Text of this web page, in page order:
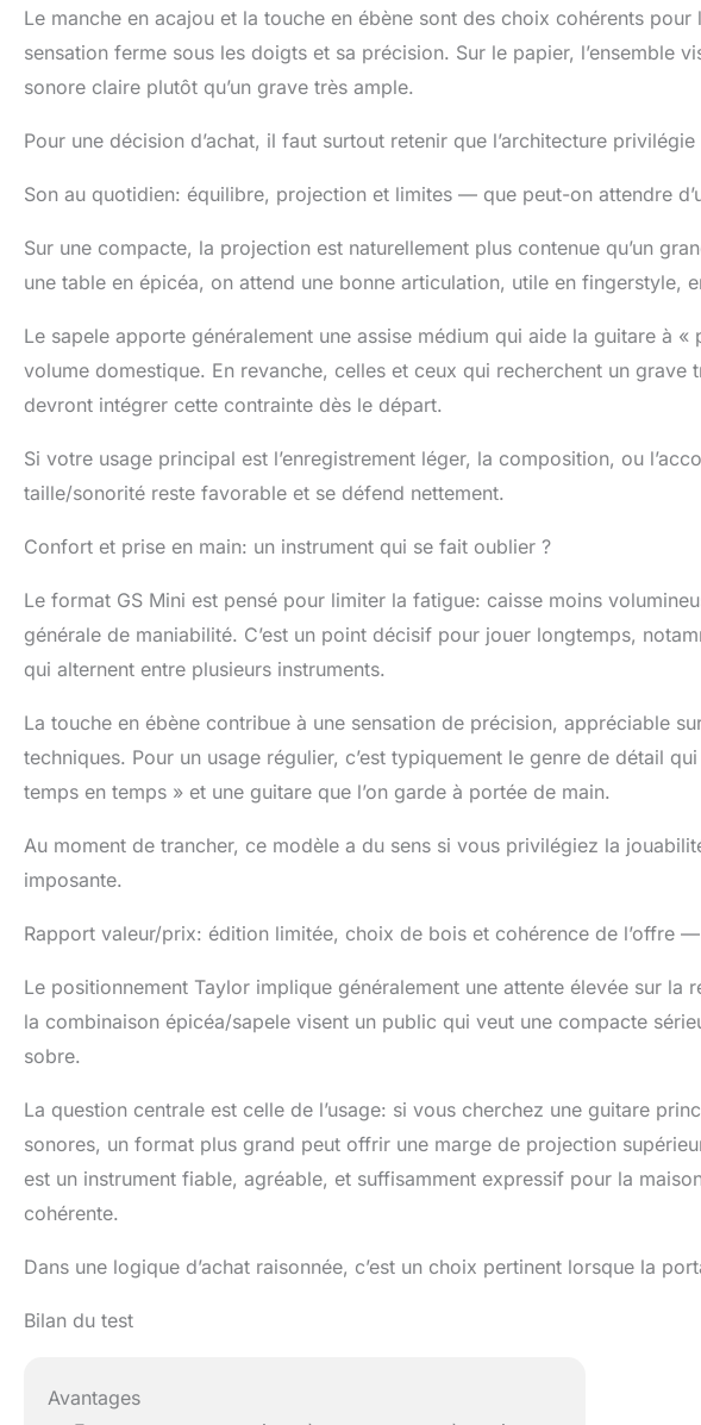
Le manche en acajou et la touche en ébène sont des choix cohérents
sensation ferme sous les doigts et sa précision. Sur le papier, l’ensemble
sonore claire plutôt qu’un grave très ample.
Pour une décision d’achat, il faut surtout retenir que l’architecture
Son au quotidien: équilibre, projection et limites — que peut-on attendre
Sur une compacte, la projection est naturellement plus contenue qu’un
une table en épicéa, on attend une bonne articulation, utile en fingerstyle,
Le sapele apporte généralement une assise médium qui aide la guitare à
volume domestique. En revanche, celles et ceux qui recherchent un
devront intégrer cette contrainte dès le départ.
Si votre usage principal est l’enregistrement léger, la composition, ou
taille/sonorité reste favorable et se défend nettement.
Confort et prise en main: un instrument qui se fait oublier ?
Le format GS Mini est pensé pour limiter la fatigue: caisse moins
générale de maniabilité. C’est un point décisif pour jouer longtemps,
qui alternent entre plusieurs instruments.
La touche en ébène contribue à une sensation de précision, appréciable
techniques. Pour un usage régulier, c’est typiquement le genre de détail
temps en temps » et une guitare que l’on garde à portée de main.
Au moment de trancher, ce modèle a du sens si vous privilégiez la
imposante.
Rapport valeur/prix: édition limitée, choix de bois et cohérence de l’offre
Le positionnement Taylor implique généralement une attente élevée sur
la combinaison épicéa/sapele visent un public qui veut une compacte
sobre.
La question centrale est celle de l’usage: si vous cherchez une guitare
sonores, un format plus grand peut offrir une marge de projection
est un instrument fiable, agréable, et suffisamment expressif pour la
cohérente.
Dans une logique d’achat raisonnée, c’est un choix pertinent lorsque la
Bilan du test
Avantages